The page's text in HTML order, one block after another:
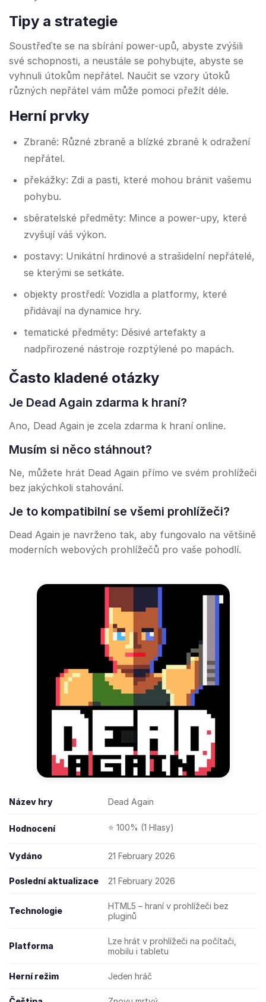
Tipy a strategie
Soustřeďte se na sbírání power-upů, abyste zvýšili
své schopnosti, a neustále se pohybujte, abyste se
vyhnuli útokům nepřátel. Naučit se vzory útoků
různých nepřátel vám může pomoci přežít déle.
Herní prvky
Zbraně: Různé zbraně a blízké zbraně k odražení
nepřátel.
překážky: Zdi a pasti, které mohou bránit vašemu
pohybu.
sběratelské předměty: Mince a power-upy, které
zvyšují váš výkon.
postavy: Unikátní hrdinové a strašidelní nepřátelé,
se kterými se setkáte.
objekty prostředí: Vozidla a platformy, které
přidávají na dynamice hry.
tematické předměty: Děsivé artefakty a
nadpřirozené nástroje rozptýlené po mapách.
Často kladené otázky
Je Dead Again zdarma k hraní?
Ano, Dead Again je zcela zdarma k hraní online.
Musím si něco stáhnout?
Ne, můžete hrát Dead Again přímo ve svém prohlížeči
bez jakýchkoli stahování.
Je to kompatibilní se všemi prohlížeči?
Dead Again je navrženo tak, aby fungovalo na většině
moderních webových prohlížečů pro vaše pohodlí.
Název hry Dead Again
Hodnocení ⭐ 100% (1 Hlasy)
Vydáno 21 February 2026
Poslední aktualizace 21 February 2026
Technologie
HTML5 – hraní v prohlížeči bez
pluginů
Platforma
Lze hrát v prohlížeči na počítači,
mobilu i tabletu
Herní režim Jeden hráč